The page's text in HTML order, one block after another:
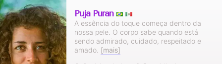
Puja Puran
A essência do toque começa dentro da
nossa pele. O corpo sabe quando está
sendo admirado, cuidado, respeitado e
amado. [mais]